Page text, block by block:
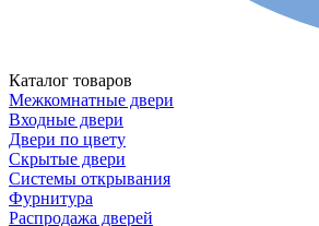
Каталог товаров
Межкомнатные двери
Входные двери
Двери по цвету
Скрытые двери
Системы открывания
Фурнитура
Распродажа дверей